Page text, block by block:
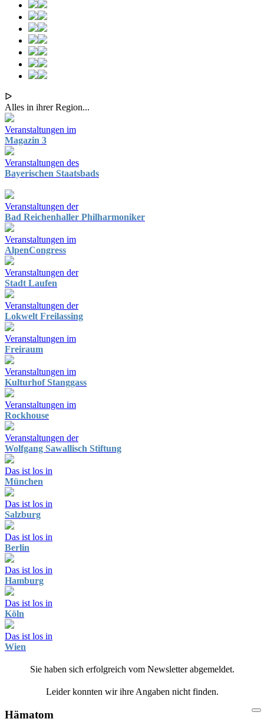
ᐅ
Alles in ihrer Region...
Veranstaltungen im
Magazin 3
Veranstaltungen des
Bayerischen Staatsbads
Veranstaltungen der
Bad Reichenhaller Philharmoniker
Veranstaltungen im
AlpenCongress
Veranstaltungen der
Stadt Laufen
Veranstaltungen der
Lokwelt Freilassing
Veranstaltungen im
Freiraum
Veranstaltungen im
Kulturhof Stanggass
Veranstaltungen im
Rockhouse
Veranstaltungen der
Wolfgang Sawallisch Stiftung
Das ist los in
München
Das ist los in
Salzburg
Das ist los in
Berlin
Das ist los in
Hamburg
Das ist los in
Köln
Das ist los in
Wien
Sie haben sich erfolgreich vom Newsletter abgemeldet.
Leider konnten wir ihre Angaben nicht finden.
Hämatom